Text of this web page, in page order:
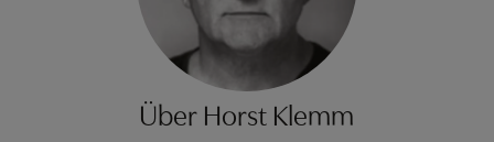
Über Horst Klemm